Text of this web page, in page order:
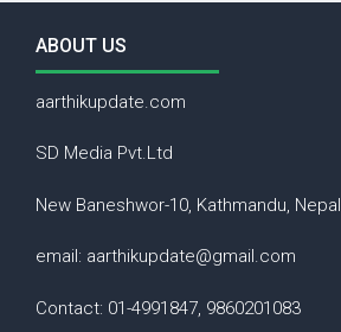
ABOUT US
aarthikupdate.com
SD Media Pvt.Ltd
New Baneshwor-10, Kathmandu, Nepal
email: aarthikupdate@gmail.com
Contact: 01-4991847, 9860201083